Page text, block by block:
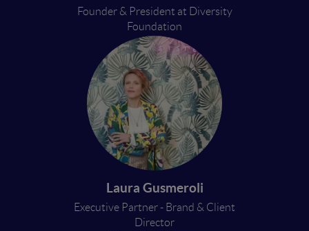
Founder & President at Diversity
Foundation
Laura Gusmeroli
Executive Partner - Brand & Client
Director